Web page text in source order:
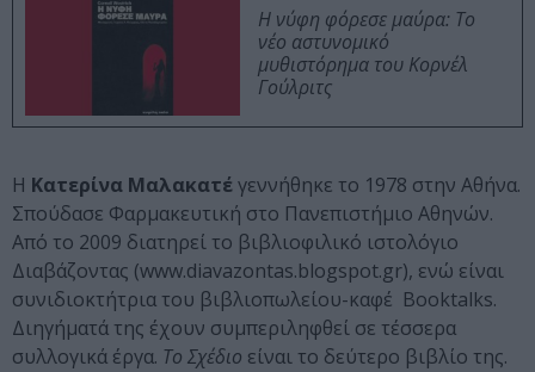
Η νύφη φόρεσε μαύρα: Το
νέο αστυνομικό
μυθιστόρημα του Κορνέλ
Γούλριτς
Η Κατερίνα Μαλακατέγεννήθηκε το 1978 στην Αθήνα.
Σπούδασε Φαρμακευτική στο Πανεπιστήμιο Αθηνών.
Από το 2009 διατηρεί το βιβλιοφιλικό ιστολόγιο
Διαβάζοντας (www.diavazontas.blogspot.gr), ενώ είναι
συνιδιοκτήτρια του βιβλιοπωλείου-καφέ Booktalks.
Διηγήματά της έχουν συμπεριληφθεί σε τέσσερα
συλλογικά έργα. Το Σχέδιο είναι το δεύτερο βιβλίο της.